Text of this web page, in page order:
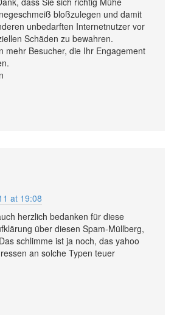
bloßzulegen und damit
unbedarften Internetnutzer vor
Schäden zu bewahren.
mehr Besucher, die Ihr Engagement
at 19:08
herzlich bedanken für diese
über diesen Spam-Müllberg,
schlimme ist ja noch, das yahoo
an solche Typen teuer